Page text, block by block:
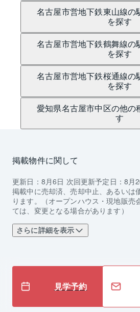
名古屋市営地下鉄東山線の
を探す
名古屋市営地下鉄鶴舞線の
を探す
名古屋市営地下鉄桜通線の
を探す
愛知県名古屋市中区の他の
す
掲載物件に関して
更新日： 8月6日 次回更新予定日： 8月
掲載中に売却済、売却中止、あるいは
ります。（オープンハウス・現地販売
ては、変更となる場合があります）
さらに詳細を表示
見学予約